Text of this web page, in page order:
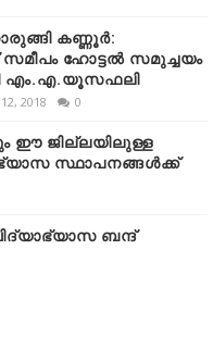
കണ്ണൂർ:
സമീപം ഹോട്ടൽ സമുച്ചയം
എം.എ.യൂസഫലി
2018 0
ഈ ജില്ലയിലുള്ള
സ്ഥാപനങ്ങൾക്ക്
ബന്ദ്